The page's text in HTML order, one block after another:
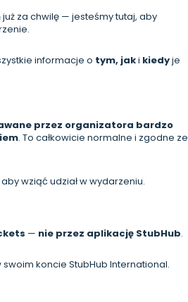
już za chwilę — jesteśmy tutaj, aby
informacje o tym, jaki kiedyje
przez organizatora bardzo
. To całkowicie normalne i zgodne ze
wziąć udział w wydarzeniu.
— nie przez aplikację StubHub.
koncie StubHub International.